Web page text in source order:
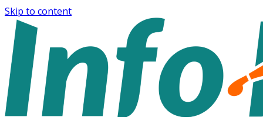
Skip to content